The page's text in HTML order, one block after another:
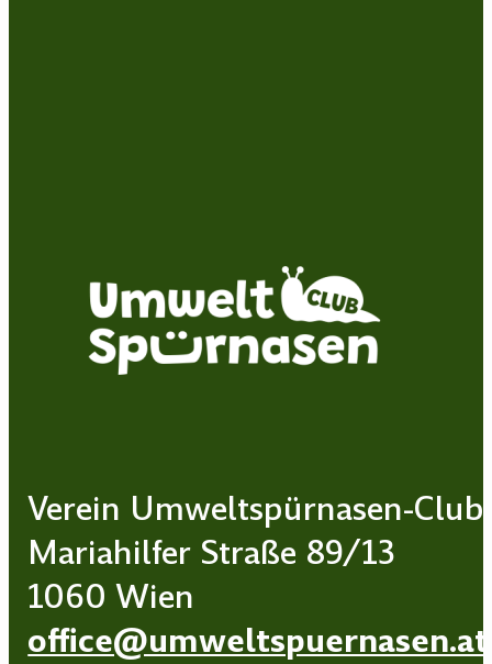
Verein Umweltspürnasen-Club
Mariahilfer Straße 89/13
1060 Wien
office@umweltspuernasen.at